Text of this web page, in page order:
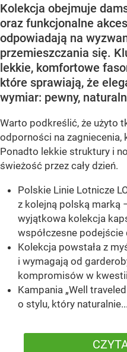
Kolekcja obejmuje
oraz funkcjonalne
odpowiadają na
przemieszczania się.
lekkie, komfortowe
które sprawiają, że
wymiar: pewny,
Warto podkreślić, że użyto
odporności na zagniecenia,
Ponadto lekkie struktury i
świeżość przez cały dzień.
Polskie Linie Lotnicze
z kolejną polską marką
wyjątkowa kolekcja
współczesne
Kolekcja powstała z
i wymagają od
kompromisów w
Kampania „Well
o stylu, który naturalnie...